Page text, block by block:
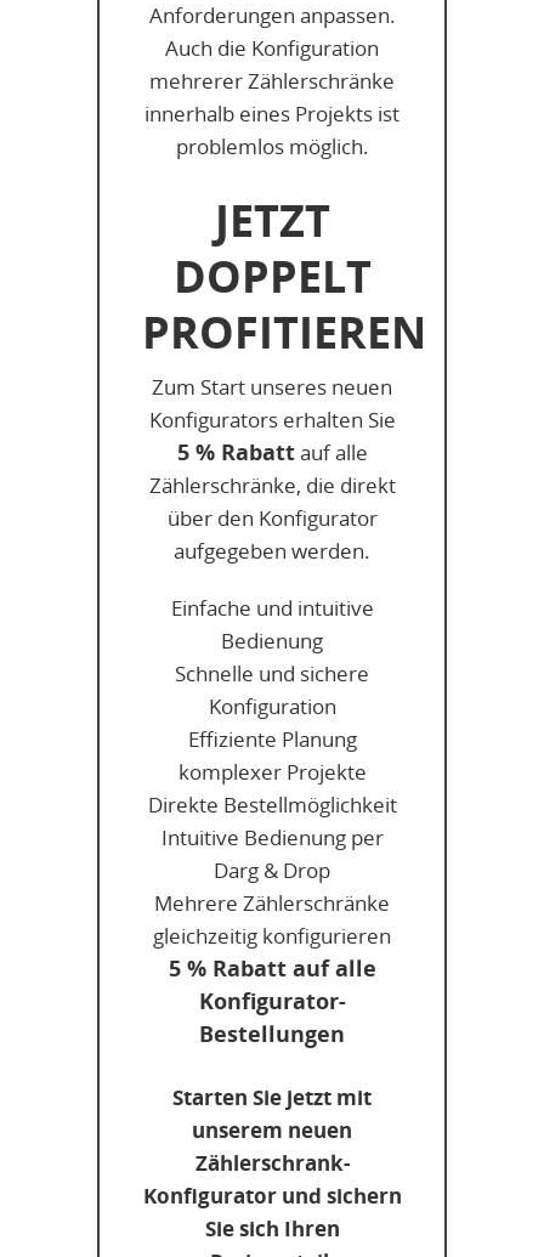
Anforderungen anpassen.
Auch die Konfiguration
mehrerer Zählerschränke
innerhalb eines Projekts ist
problemlos möglich.
JETZT
DOPPELT
PROFITIEREN
Zum Start unseres neuen
Konfigurators erhalten Sie
5 % Rabattauf alle
Zählerschränke, die direkt
über den Konfigurator
aufgegeben werden.
Einfache und intuitive
Bedienung
Schnelle und sichere
Konfiguration
Effiziente Planung
komplexer Projekte
Direkte Bestellmöglichkeit
Intuitive Bedienung per
Darg & Drop
Mehrere Zählerschränke
gleichzeitig konfigurieren
5 % Rabatt auf alle
Konfigurator-
Bestellungen
Starten Sie jetzt mit
unserem neuen
Zählerschrank-
Konfigurator und sichern
Sie sich Ihren